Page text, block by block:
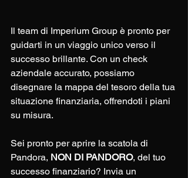
Il team di Imperium Group è pronto per
guidarti in un viaggio unico verso il
successo brillante. Con un check
aziendale accurato, possiamo
disegnare la mappa del tesoro della tua
situazione finanziaria, offrendoti i piani
su misura.
Sei pronto per aprire la scatola di
Pandora, NON DI PANDORO, del tuo
successo finanziario? Invia un